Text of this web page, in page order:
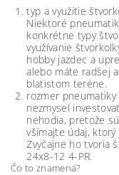
typ a využitie
Niektoré
konkrétne typy
využívanie
hobby jazdec a
alebo máte radšej
blatistom teréne.
rozmer
nezmysel
nehodia, pretože
všímajte údaj,
Zvyčajne ho tvoria
24x8-12 4-PR.
Čo to znamená?